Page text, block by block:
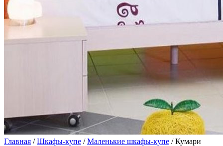
Главная /Шкафы-купе /Маленькие шкафы-купе / Кумари